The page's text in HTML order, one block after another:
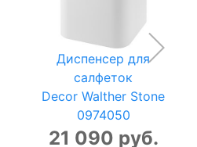
Диспенсер для
салфеток
Decor Walther Stone
0974050
21 090 руб.